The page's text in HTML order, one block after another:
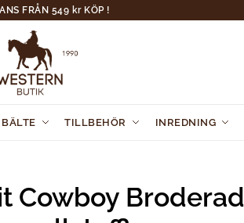
FRÅN 549 kr KÖP !
BÄLTE TILLBEHÖR INREDNING
Cowboy